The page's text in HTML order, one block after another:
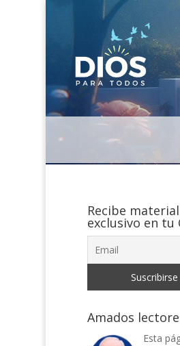
Recibe material
exclusivo en tu
Amados
Esta